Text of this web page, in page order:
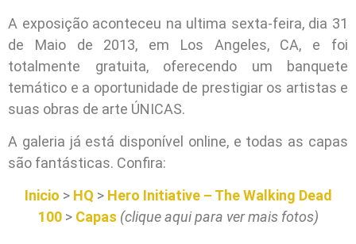
A exposição aconteceu na ultima sexta-feira, dia 31
de Maio de 2013, em Los Angeles, CA, e foi
totalmente gratuita, oferecendo um banquete
temático e a oportunidade de prestigiar os artistas e
suas obras de arte ÚNICAS.
A galeria já está disponível online, e todas as capas
são fantásticas. Confira:
Inicio > HQ > Hero Initiative – The Walking Dead
100> Capas (clique aqui para ver mais fotos)